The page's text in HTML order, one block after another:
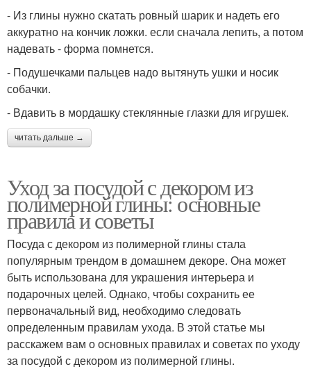
- Из глины нужно скатать ровный шарик и надеть его
аккуратно на кончик ложки. если сначала лепить, а потом
надевать - форма помнется.
- Подушечками пальцев надо вытянуть ушки и носик
собачки.
- Вдавить в мордашку стеклянные глазки для игрушек.
читать дальше →
Уход за посудой с декором из
полимерной глины: основные
правила и советы
Посуда с декором из полимерной глины стала
популярным трендом в домашнем декоре. Она может
быть использована для украшения интерьера и
подарочных целей. Однако, чтобы сохранить ее
первоначальный вид, необходимо следовать
определенным правилам ухода. В этой статье мы
расскажем вам о основных правилах и советах по уходу
за посудой с декором из полимерной глины.